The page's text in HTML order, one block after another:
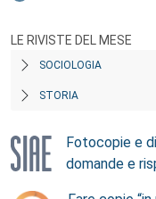
LE RIVISTE DEL MESE
SOCIOLOGIA
STORIA
Fotocopie e
domande e